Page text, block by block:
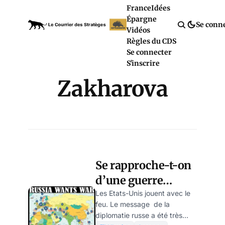
FranceIdées
Épargne
Vidéos
Règles du CDS
Se connecter
S'inscrire
Se
Zakharova
Se rapproche-t-on
d’une guerre
ouverte entre les
Etats-Unis et la
Les Etats-Unis jouent avec le
feu. Le message de la
diplomatie russe a été très